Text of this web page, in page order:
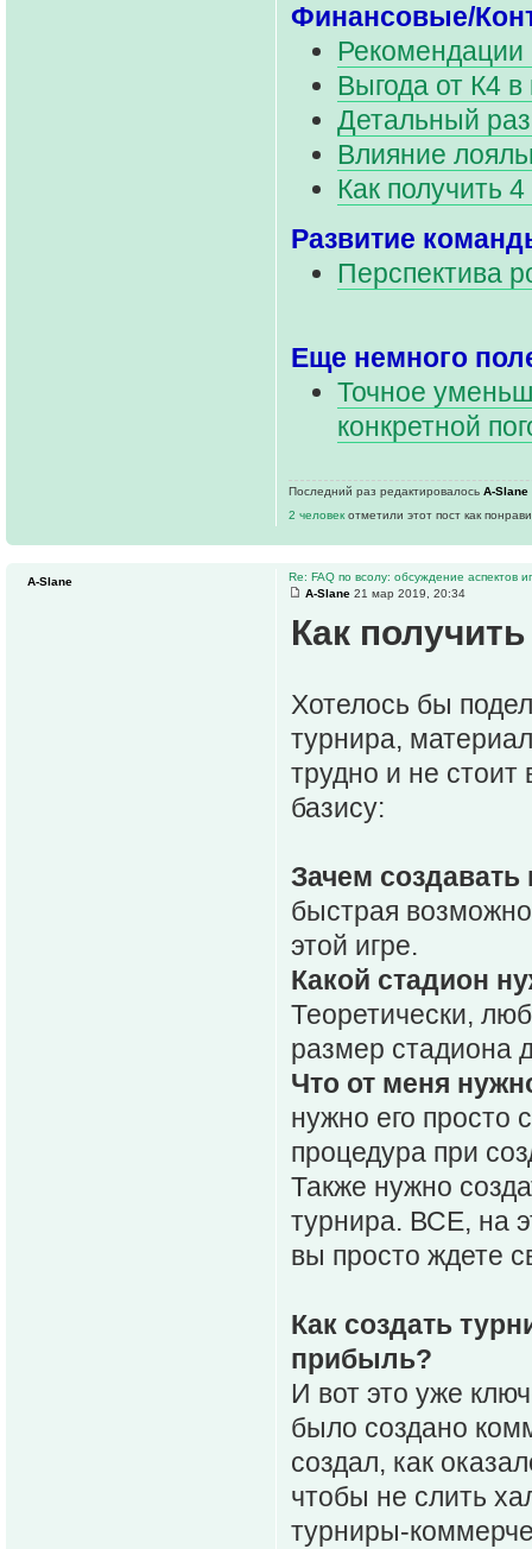
Финансовые/
Рекомендации
Выгода от К4
Детальный
Влияние
Как получить
Развитие
Перспектива
Еще немного
Точное
конкретной
Последний раз редактировалось A-Slane
2 человек отметили этот пост как
Re: FAQ по всолу: обсуждение аспектов
A-Slane 21 мар 2019, 20:34
Как
Хотелось бы
турнира,
трудно и не стоит
базису:
Зачем
быстрая
этой игре.
Какой стадион
Теоретически,
размер стадиона
Что от меня
нужно его просто
процедура при
Также нужно
турнира. ВСЕ, на
вы просто ждете
Как создать
прибыль?
И вот это уже
было создано
создал, как
чтобы не слить
турниры-
A-Slane